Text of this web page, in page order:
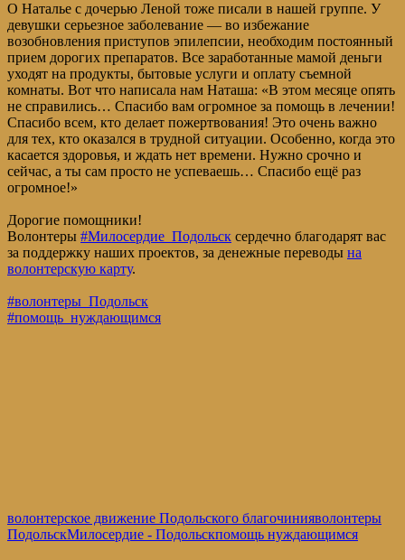
О Наталье с дочерью Леной тоже писали в нашей группе. У
девушки серьезное заболевание — во избежание
возобновления приступов эпилепсии, необходим постоянный
прием дорогих препаратов. Все заработанные мамой деньги
уходят на продукты, бытовые услуги и оплату съемной
комнаты. Вот что написала нам Наташа: «В этом месяце опять
не справились… Спасибо вам огромное за помощь в лечении!
Спасибо всем, кто делает пожертвования! Это очень важно
для тех, кто оказался в трудной ситуации. Особенно, когда это
касается здоровья, и ждать нет времени. Нужно срочно и
сейчас, а ты сам просто не успеваешь… Спасибо ещё раз
огромное!»
Дорогие помощники!
Волонтеры #Милосердие_Подольск сердечно благодарят вас
за поддержку наших проектов, за денежные переводы на
волонтерскую карту.
#волонтеры_Подольск
#помощь_нуждающимся
волонтерское движение Подольского благочинияволонтеры
ПодольскМилосердие - Подольскпомощь нуждающимся